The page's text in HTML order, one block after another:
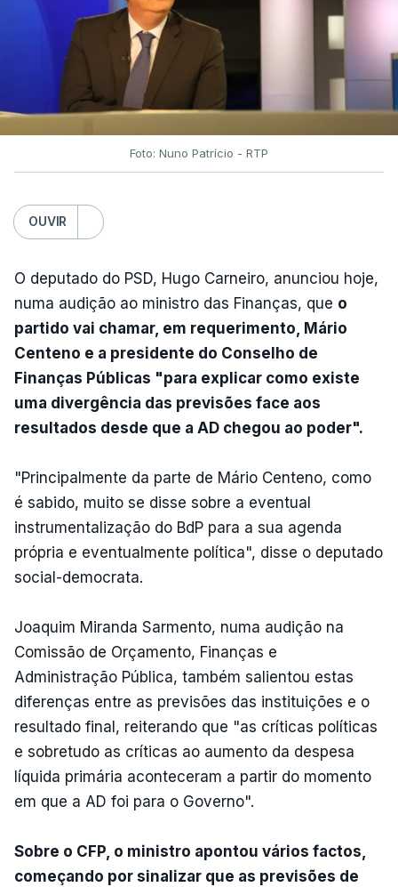
Foto: Nuno Patrício - RTP
OUVIR
O deputado do PSD, Hugo Carneiro, anunciou hoje,
numa audição ao ministro das Finanças, que o
partido vai chamar, em requerimento, Mário
Centeno e a presidente do Conselho de
Finanças Públicas "para explicar como existe
uma divergência das previsões face aos
resultados desde que a AD chegou ao poder".
"Principalmente da parte de Mário Centeno, como
é sabido, muito se disse sobre a eventual
instrumentalização do BdP para a sua agenda
própria e eventualmente política", disse o deputado
social-democrata.
Joaquim Miranda Sarmento, numa audição na
Comissão de Orçamento, Finanças e
Administração Pública, também salientou estas
diferenças entre as previsões das instituições e o
resultado final, reiterando que "as críticas políticas
e sobretudo as críticas ao aumento da despesa
líquida primária aconteceram a partir do momento
em que a AD foi para o Governo".
Sobre o CFP, o ministro apontou vários factos,
começando por sinalizar que as previsões de